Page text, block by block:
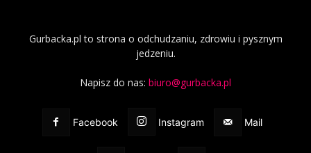
Gurbacka.pl to strona o odchudzaniu, zdrowiu i pysznym
jedzeniu.
Napisz do nas: biuro@gurbacka.pl
Facebook Instagram Mail